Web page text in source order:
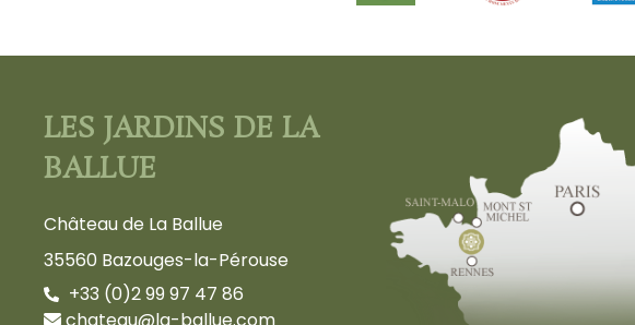
LES JARDINS DE LA
BALLUE
Château de La Ballue
35560 Bazouges-la-Pérouse
+33 (0)2 99 97 47 86
chateau@la-ballue.com